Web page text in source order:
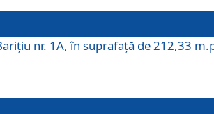
nr. 1A, în suprafaţă de 212,33